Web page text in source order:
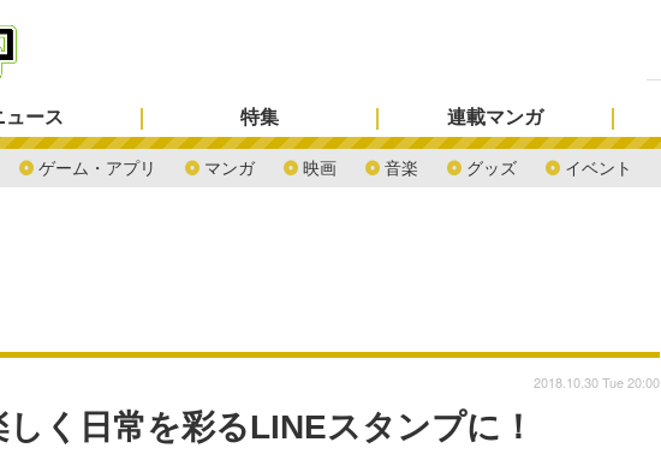
ュース
ゲーム・アプリ マンガ 映画 音楽 グッズ イベント
特集 連載マンガ
く日常を彩るLINEスタンプに！
2018.10.30 Tue 20:00